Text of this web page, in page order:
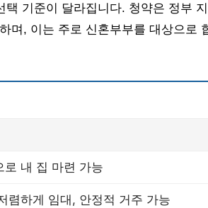
택 기준이 달라집니다. 청약은 정부
며, 이는 주로 신혼부부를 대상으로
로 내 집 마련 가능
렴하게 임대, 안정적 거주 가능